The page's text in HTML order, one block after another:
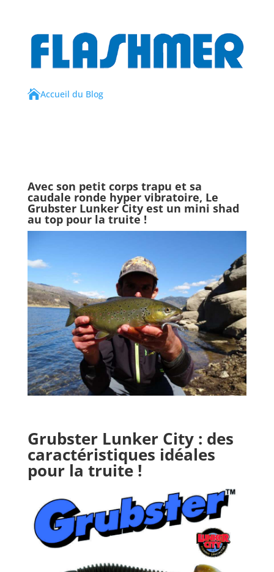
Accueil du Blog
Avec son petit corps trapu et sa
caudale ronde hyper vibratoire, Le
Grubster Lunker Cityest un mini shad
au top pour la truite !
Grubster Lunker City: des
caractéristiques idéales
pour la truite !